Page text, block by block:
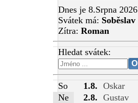
Dnes je 8.Srpna 2026
Svátek má: Soběslav
Zítra: Roman
Hledat svátek:
So 1.8. Oskar
Ne
2.8. Gustav